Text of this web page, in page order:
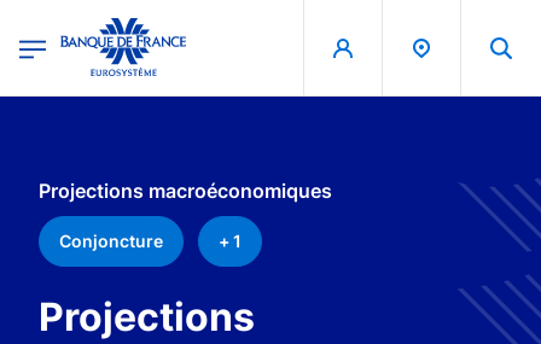
Banque de France - Menu Principal
Projections macroéconomiques
Conjoncture + 1
Projections